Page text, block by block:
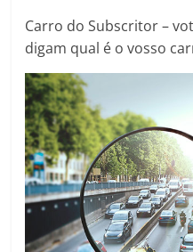
Carro do Subscritor –
digam qual é o vosso